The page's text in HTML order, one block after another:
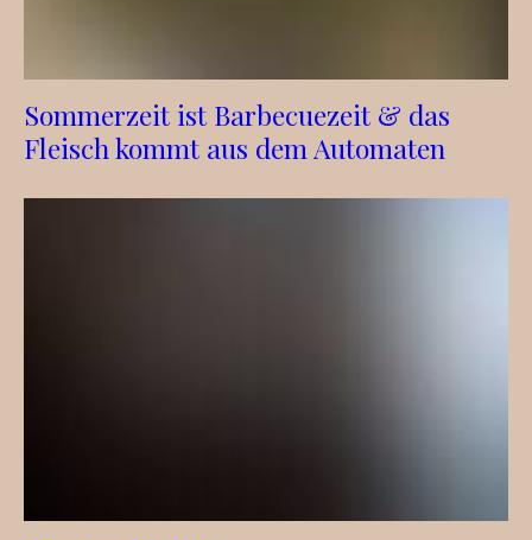
Sommerzeit ist Barbecuezeit & das
Fleisch kommt aus dem Automaten